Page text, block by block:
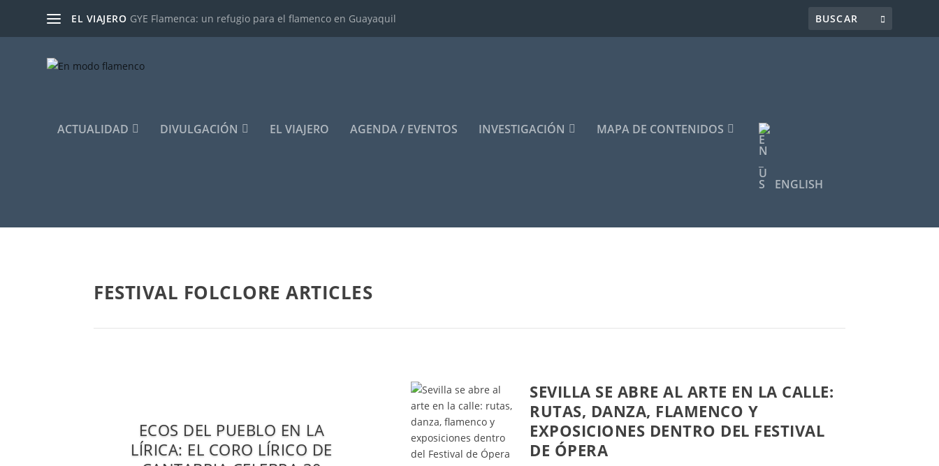
EL VIAJERO GYE Flamenca: un refugio para el flamenco en Guayaquil
ACTUALIDAD DIVULGACIÓN EL VIAJERO AGENDA / EVENTOS INVESTIGACIÓN MAPA DE CONTENIDOS
ENGLISH
FESTIVAL FOLCLORE ARTICLES
ECOS DEL PUEBLO EN LA
LÍRICA: EL CORO LÍRICO DE
SEVILLA SE ABRE AL ARTE EN LA CALLE:
RUTAS, DANZA, FLAMENCO Y
EXPOSICIONES DENTRO DEL FESTIVAL
DE ÓPERA